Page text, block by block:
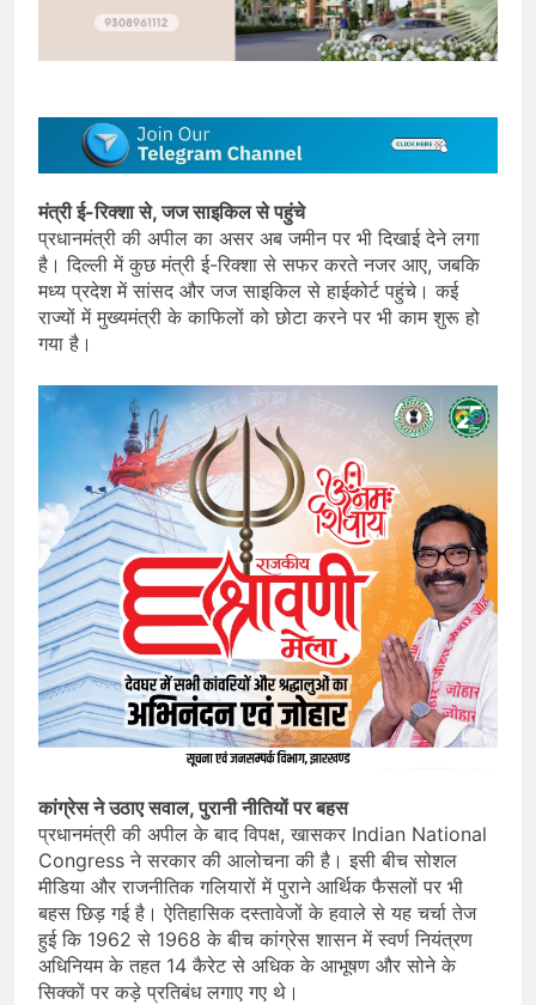
मंत्री ई-रिक्शा से, जज साइकिल से पहुंचे
प्रधानमंत्री की अपील का असर अब जमीन पर भी दिखाई देने लगा
है। दिल्ली में कुछ मंत्री ई-रिक्शा से सफर करते नजर आए, जबकि
मध्य प्रदेश में सांसद और जज साइकिल से हाईकोर्ट पहुंचे। कई
राज्यों में मुख्यमंत्री के काफिलों को छोटा करने पर भी काम शुरू हो
गया है।
कांग्रेस ने उठाए सवाल, पुरानी नीतियों पर बहस
प्रधानमंत्री की अपील के बाद विपक्ष, खासकर Indian National
Congress ने सरकार की आलोचना की है। इसी बीच सोशल
मीडिया और राजनीतिक गलियारों में पुराने आर्थिक फैसलों पर भी
बहस छिड़ गई है। ऐतिहासिक दस्तावेजों के हवाले से यह चर्चा तेज
हुई कि 1962 से 1968 के बीच कांग्रेस शासन में स्वर्ण नियंत्रण
अधिनियम के तहत 14 कैरेट से अधिक के आभूषण और सोने के
सिक्कों पर कड़े प्रतिबंध लगाए गए थे।